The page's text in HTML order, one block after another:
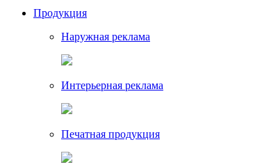
Продукция
Наружная реклама
Интерьерная реклама
Печатная продукция